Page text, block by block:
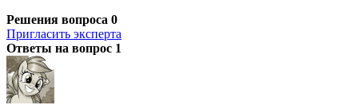
Решения вопроса 0
Пригласить эксперта
Ответы на вопрос 1